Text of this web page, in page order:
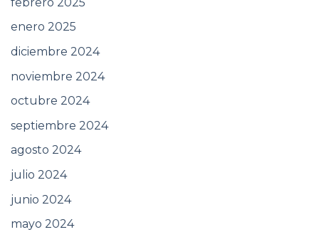
enero 2025
diciembre 2024
noviembre 2024
octubre 2024
septiembre 2024
agosto 2024
julio 2024
junio 2024
mayo 2024